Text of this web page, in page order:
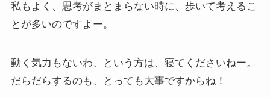
私もよく、思考がまとまらない時に、歩いて考えるこ
とが多いのですよー。
動く気力もないわ、という方は、寝てくださいねー。
だらだらするのも、とっても大事ですからね！